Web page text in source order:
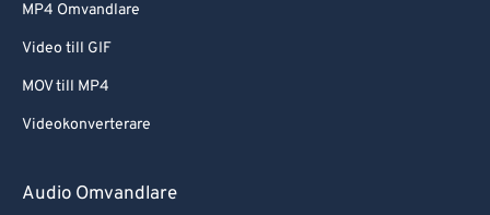
MP4 Omvandlare
Video till GIF
MOV till MP4
Videokonverterare
Audio Omvandlare